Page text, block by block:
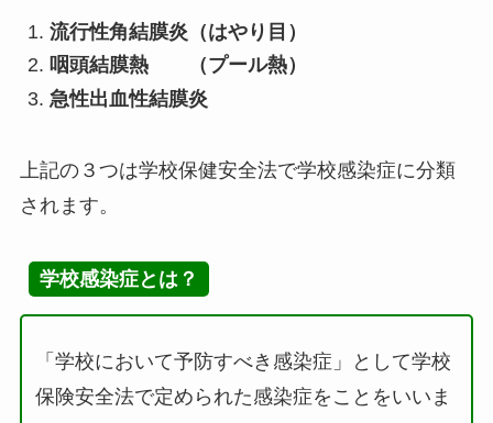
流行性角結膜炎（はやり目）
咽頭結膜熱 （プール熱）
急性出血性結膜炎
上記の３つは学校保健安全法で学校感染症に分類
されます。
学校感染症とは？
「学校において予防すべき感染症」として学校
保険安全法で定められた感染症をことをいいま